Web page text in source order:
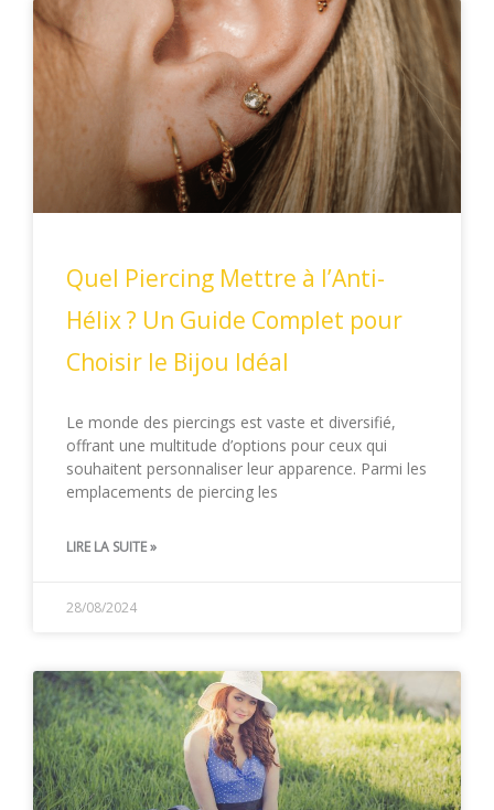
Quel Piercing Mettre à l’Anti-
Hélix ? Un Guide Complet pour
Choisir le Bijou Idéal
Le monde des piercings est vaste et diversifié,
offrant une multitude d’options pour ceux qui
souhaitent personnaliser leur apparence. Parmi les
emplacements de piercing les
LIRE LA SUITE »
28/08/2024